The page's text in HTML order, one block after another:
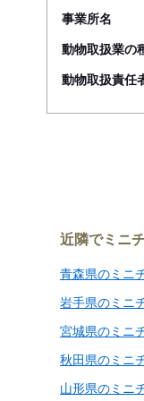
事業所名
動物取扱業の
動物取扱責任
近隣でミニ
青森県のミニ
岩手県のミニ
宮城県のミニ
秋田県のミニ
山形県のミニ